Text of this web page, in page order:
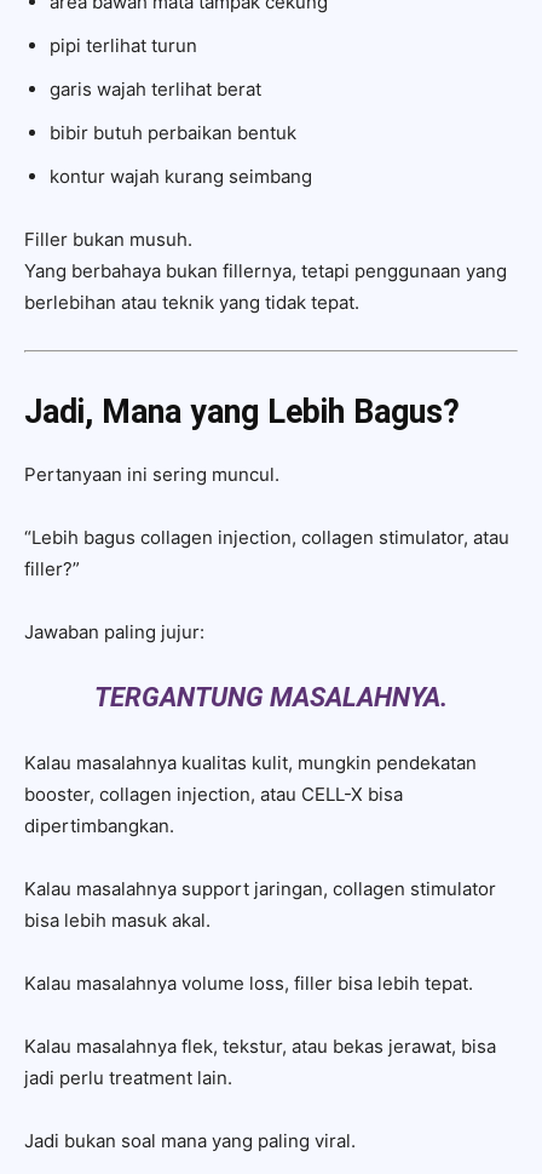
pipi terlihat turun
garis wajah terlihat berat
bibir butuh perbaikan bentuk
kontur wajah kurang seimbang
Filler bukan musuh.
Yang berbahaya bukan fillernya, tetapi penggunaan yang
berlebihan atau teknik yang tidak tepat.
Jadi, Mana yang Lebih Bagus?
Pertanyaan ini sering muncul.
“Lebih bagus collagen injection, collagen stimulator, atau
filler?”
Jawaban paling jujur:
TERGANTUNG MASALAHNYA.
Kalau masalahnya kualitas kulit, mungkin pendekatan
booster, collagen injection, atau CELL-X bisa
dipertimbangkan.
Kalau masalahnya support jaringan, collagen stimulator
bisa lebih masuk akal.
Kalau masalahnya volume loss, filler bisa lebih tepat.
Kalau masalahnya flek, tekstur, atau bekas jerawat, bisa
jadi perlu treatment lain.
Jadi bukan soal mana yang paling viral.